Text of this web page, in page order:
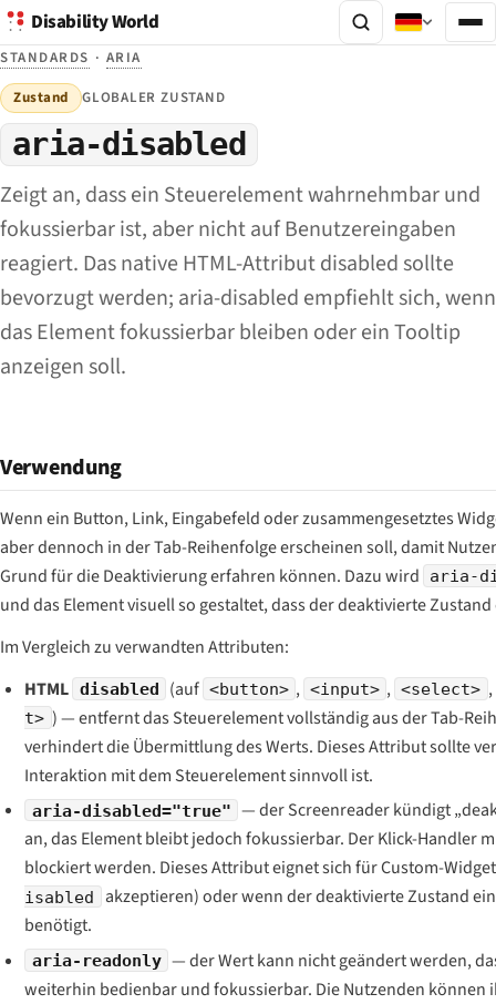
Disability World
STANDARDS · ARIA
Zustand GLOBALER ZUSTAND
aria-disabled
Zeigt an, dass ein Steuerelement wahrnehmbar und
fokussierbar ist, aber nicht auf Benutzereingaben
reagiert. Das native HTML-Attribut disabled sollte
bevorzugt werden; aria-disabled empfiehlt sich, wenn
das Element fokussierbar bleiben oder ein Tooltip
anzeigen soll.
Verwendung
Wenn ein Button, Link, Eingabefeld oder zusammengesetztes
aber dennoch in der Tab-Reihenfolge erscheinen soll, damit
Grund für die Deaktivierung erfahren können. Dazu wird
aria-
und das Element visuell so gestaltet, dass der deaktivierte
Im Vergleich zu verwandten Attributen:
HTML disabled (auf <button> , <input> , <select> ,
t> ) — entfernt das Steuerelement vollständig aus der Tab-
verhindert die Übermittlung des Werts. Dieses Attribut sollte
Interaktion mit dem Steuerelement sinnvoll ist.
aria-disabled="true" — der Screenreader kündigt
an, das Element bleibt jedoch fokussierbar. Der Klick-Handler
blockiert werden. Dieses Attribut eignet sich für Custom-
isabled
akzeptieren) oder wenn der deaktivierte Zustand
benötigt.
aria-readonly — der Wert kann nicht geändert werden,
weiterhin bedienbar und fokussierbar. Die Nutzenden können